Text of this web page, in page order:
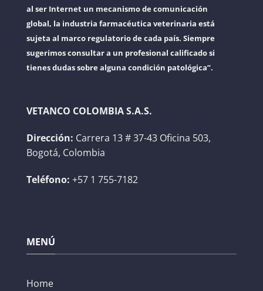
al ser Internet un mecanismo de comunicación
global, la industria farmacéutica veterinaria está
sujeta al marco regulatorio de cada país. Siempre
sugerimos consultar a un profesional calificado si
tienes dudas sobre alguna condición patológica”.
VETANCO COLOMBIA S.A.S.
Dirección: Carrera 13 # 37-43 Oficina 503,
Bogotá, Colombia
Teléfono: +57 1 755-7182
MENÚ
Home